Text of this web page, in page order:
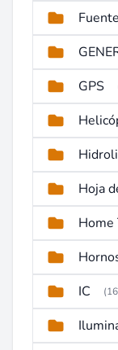
GPS
Hoja
Home
IC